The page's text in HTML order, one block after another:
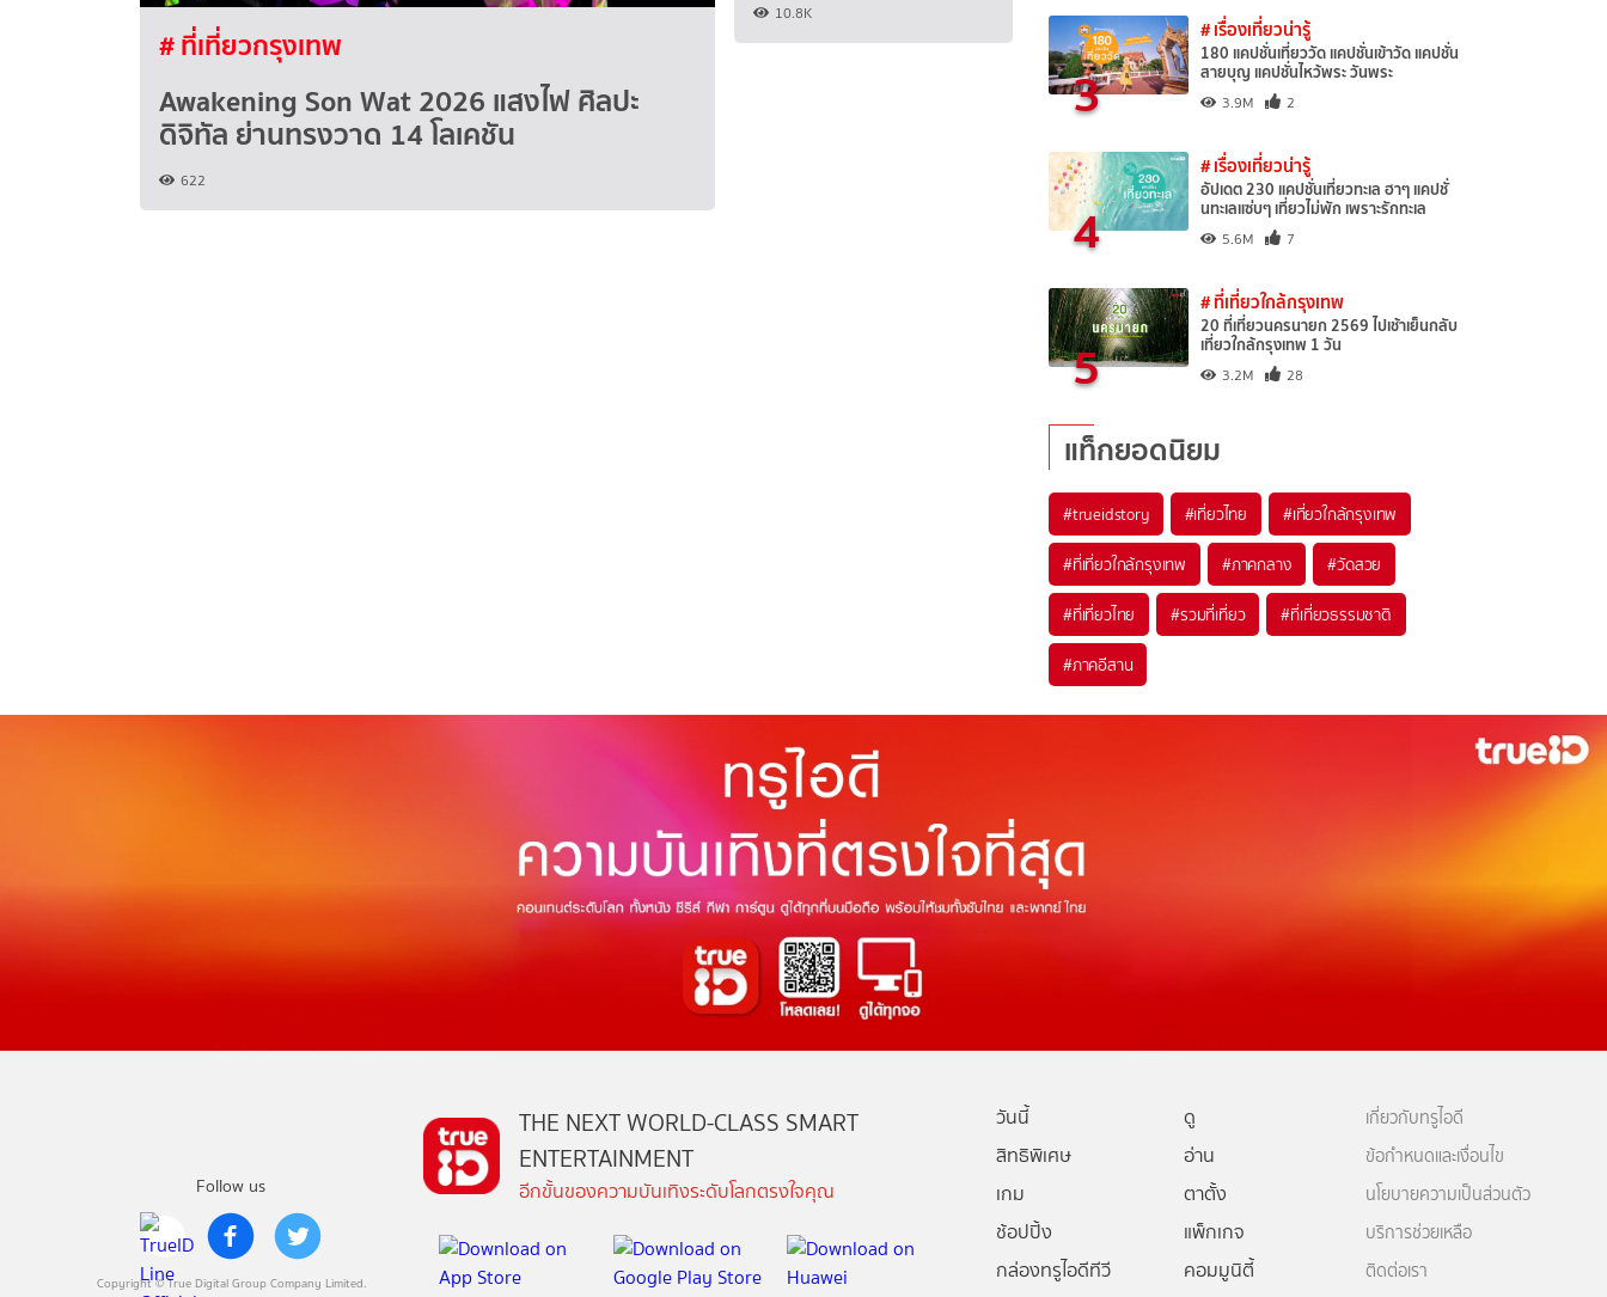
# ที่เที่ยวกรุงเทพ
Awakening Son Wat 2026 แสงไฟ ศิลปะ
ดิจิทัล ย่านทรงวาด 14 โลเคชัน
622
10.8K
3
# เรื่องเที่ยวน่ารู้
180 แคปชั่นเที่ยววัด แคปชั่นเข้าวัด แคปชั่น
สายบุญ แคปชั่นไหว้พระ วันพระ
3.9M 2
4
# เรื่องเที่ยวน่ารู้
อัปเดต 230 แคปชั่นเที่ยวทะเล ฮาๆ แคปชั่
นทะเลแซ่บๆ เที่ยวไม่พัก เพราะรักทะเล
5.6M 7
5
# ที่เที่ยวใกล้กรุงเทพ
20 ที่เที่ยวนครนายก 2569 ไปเช้าเย็นกลับ
เที่ยวใกล้กรุงเทพ 1 วัน
3.2M 28
แท็กยอดนิยม
#trueidstory #เที่ยวไทย #เที่ยวใกล้กรุงเทพ
#ที่เที่ยวใกล้กรุงเทพ #ภาคกลาง #วัดสวย
#ที่เที่ยวไทย #รวมที่เที่ยว #ที่เที่ยวธรรมชาติ
#ภาคอีสาน
Follow us
Copyright © True Digital Group Company Limited.
THE NEXT WORLD-CLASS SMART
ENTERTAINMENT
อีกขั้นของความบันเทิงระดับโลกตรงใจคุณ
วันนี้
ดู
สิทธิพิเศษ
อ่าน
เกม
ตาตั้ง
ช้อปปิ้ง
แพ็กเกจ
กล่องทรูไอดีทีวี
คอมมูนิตี้
เกี่ยวกับทรูไอดี
ข้อกำหนดและเงื่อนไข
นโยบายความเป็นส่วนตัว
บริการช่วยเหลือ
ติดต่อเรา